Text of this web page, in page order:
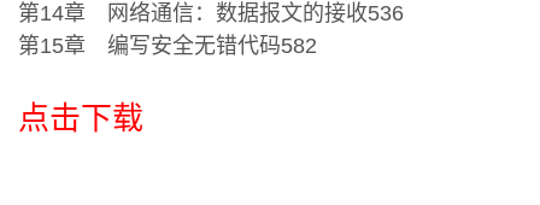
第14章 网络通信：数据报文的接收536
第15章 编写安全无错代码582
点击下载